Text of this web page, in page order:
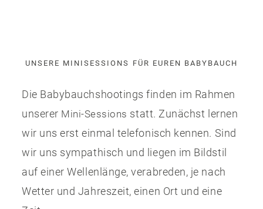
UNSERE MINISESSIONS FÜR EUREN BABYBAUCH
Die Babybauchshootings finden im Rahmen
unserer Mini-Sessions statt. Zunächst lernen
wir uns erst einmal telefonisch kennen. Sind
wir uns sympathisch und liegen im Bildstil
auf einer Wellenlänge, verabreden, je nach
Wetter und Jahreszeit, einen Ort und eine